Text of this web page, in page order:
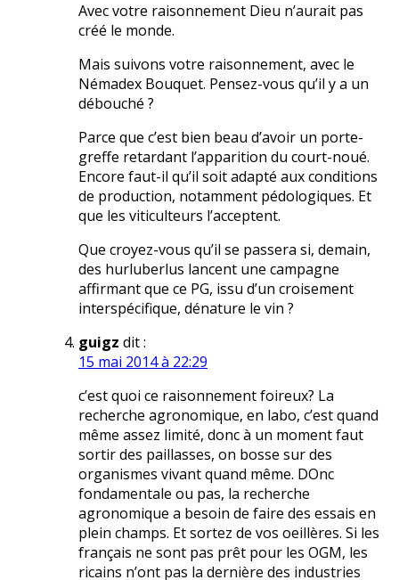
Avec votre raisonnement Dieu n’aurait pas
créé le monde.
Mais suivons votre raisonnement, avec le
Némadex Bouquet. Pensez-vous qu’il y a un
débouché ?
Parce que c’est bien beau d’avoir un porte-
greffe retardant l’apparition du court-noué.
Encore faut-il qu’il soit adapté aux conditions
de production, notamment pédologiques. Et
que les viticulteurs l’acceptent.
Que croyez-vous qu’il se passera si, demain,
des hurluberlus lancent une campagne
affirmant que ce PG, issu d’un croisement
interspécifique, dénature le vin ?
guigz dit :
15 mai 2014 à 22:29
c’est quoi ce raisonnement foireux? La
recherche agronomique, en labo, c’est quand
même assez limité, donc à un moment faut
sortir des paillasses, on bosse sur des
organismes vivant quand même. DOnc
fondamentale ou pas, la recherche
agronomique a besoin de faire des essais en
plein champs. Et sortez de vos oeillères. Si les
français ne sont pas prêt pour les OGM, les
ricains n’ont pas la dernière des industries